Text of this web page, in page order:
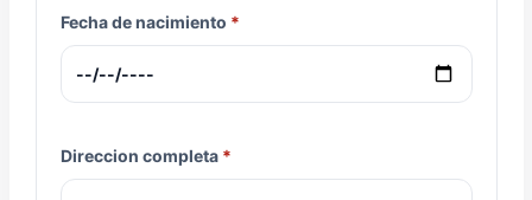
Fecha de nacimiento
Direccion completa